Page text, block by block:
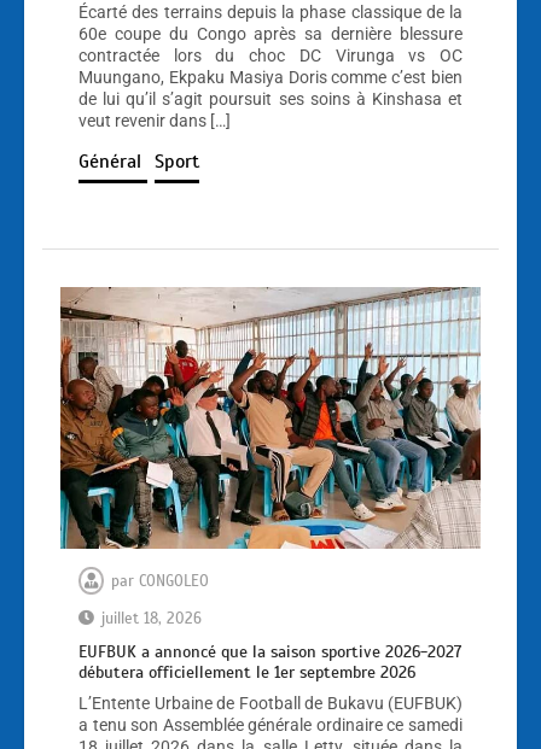
Écarté des terrains depuis la phase classique de la
60e coupe du Congo après sa dernière blessure
contractée lors du choc DC Virunga vs OC
Muungano, Ekpaku Masiya Doris comme c’est bien
de lui qu’il s’agit poursuit ses soins à Kinshasa et
veut revenir dans […]
Général Sport
par CONGOLEO
juillet 18, 2026
EUFBUK a annoncé que la saison sportive 2026-2027
débutera officiellement le 1er septembre 2026
L’Entente Urbaine de Football de Bukavu (EUFBUK)
a tenu son Assemblée générale ordinaire ce samedi